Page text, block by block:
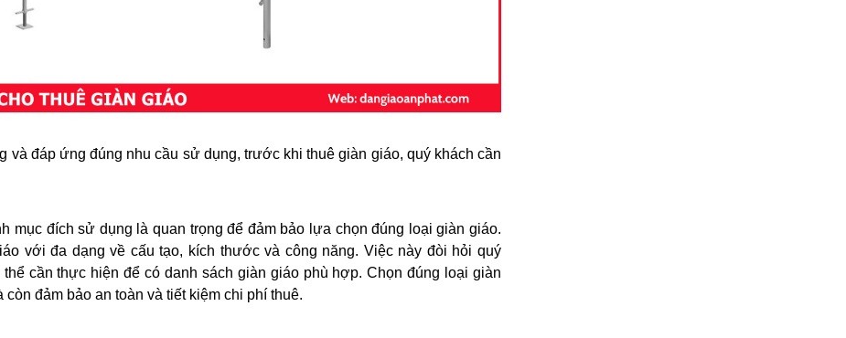
và đáp ứng đúng nhu cầu sử dụng, trước khi thuê giàn giáo, quý khách cần
mục đích sử dụng là quan trọng để đảm bảo lựa chọn đúng loại giàn giáo.
với đa dạng về cấu tạo, kích thước và công năng. Việc này đòi hỏi quý
cần thực hiện để có danh sách giàn giáo phù hợp. Chọn đúng loại giàn
đảm bảo an toàn và tiết kiệm chi phí thuê.